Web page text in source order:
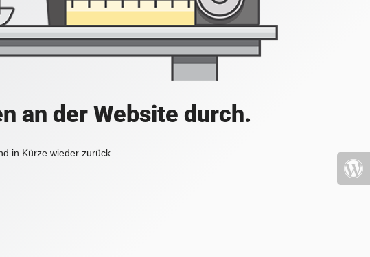
an der Website durch.
in Kürze wieder zurück.